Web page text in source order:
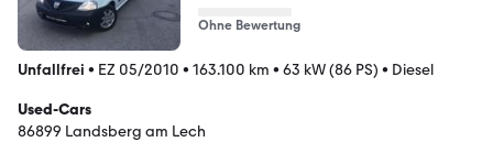
Ohne Bewertung
Unfallfrei • EZ 05/2010 • 163.100 km • 63 kW (86 PS) • Diesel
Used-Cars
86899 Landsberg am Lech